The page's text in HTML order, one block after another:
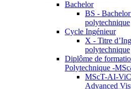
Bachelor
BS -
polytechnique
Cycle Ingénieur
X - Titre
polytechnique
Diplôme de
Polytechnique -
MScT-AI-
Advanced